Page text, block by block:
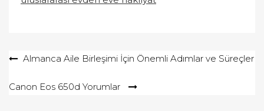
YazıAlmanca Aile Birleşimi İçin Önemli Adımlar ve Süreçler
Canon Eos 650d Yorumlar